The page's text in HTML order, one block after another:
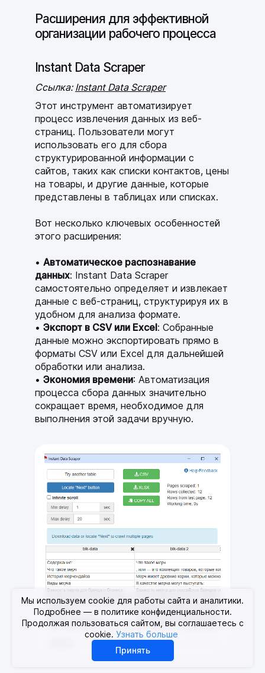
Мы используем cookie для работы сайта и аналитики.
Подробнее — в политике конфиденциальности.
Продолжая пользоваться сайтом, вы соглашаетесь с
cookie. Узнать больше
Принять
Расширения для эффективной
организации рабочего процесса
Instant Data Scraper
Ссылка: Instant Data Scraper
Этот инструмент автоматизирует
процесс извлечения данных из веб-
страниц. Пользователи могут
использовать его для сбора
структурированной информации с
сайтов, таких как списки контактов, цены
на товары, и другие данные, которые
представлены в таблицах или списках.
Вот несколько ключевых особенностей
этого расширения:
Автоматическое распознавание
данных: Instant Data Scraper
самостоятельно определяет и извлекает
данные с веб-страниц, структурируя их в
удобном для анализа формате.
Экспорт в CSV или Excel: Собранные
данные можно экспортировать прямо в
форматы CSV или Excel для дальнейшей
обработки или анализа.
Экономия времени: Автоматизация
процесса сбора данных значительно
сокращает время, необходимое для
выполнения этой задачи вручную.